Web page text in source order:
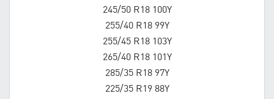
245/50 R18 100Y
255/40 R18 99Y
255/45 R18 103Y
265/40 R18 101Y
285/35 R18 97Y
225/35 R19 88Y